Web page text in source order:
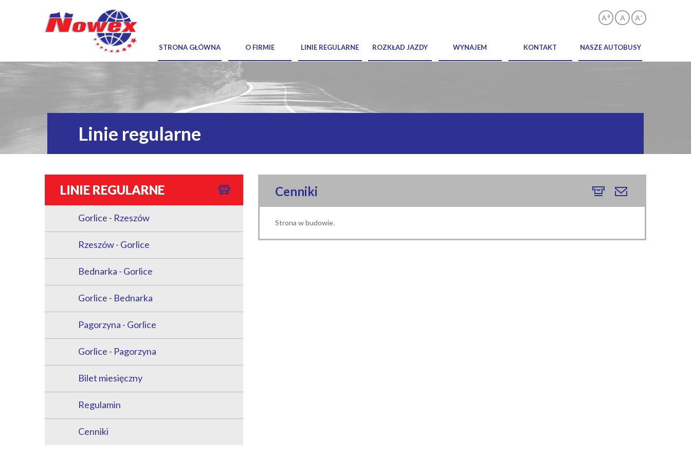
A+ A A-
STRONA GŁÓWNA O FIRMIE LINIE REGULARNE ROZKŁAD JAZDY WYNAJEM KONTAKT NASZE AUTOBUSY
Linie regularne
LINIE REGULARNE
Gorlice - Rzeszów
Rzeszów - Gorlice
Bednarka - Gorlice
Gorlice - Bednarka
Pagorzyna - Gorlice
Gorlice - Pagorzyna
Bilet miesięczny
Regulamin
Cenniki
Cenniki
Strona w budowie.